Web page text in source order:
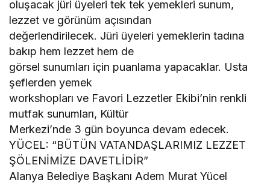
oluşacak jüri üyeleri tek tek yemekleri sunum,
lezzet ve görünüm açısından
değerlendirilecek. Jüri üyeleri yemeklerin tadına
bakıp hem lezzet hem de
görsel sunumları için puanlama yapacaklar. Usta
şeflerden yemek
workshopları ve Favori Lezzetler Ekibi’nin renkli
mutfak sunumları, Kültür
Merkezi’nde 3 gün boyunca devam edecek.
YÜCEL: “BÜTÜN VATANDAŞLARIMIZ LEZZET
ŞÖLENİMİZE DAVETLİDİR”
Alanya Belediye Başkanı Adem Murat Yücel